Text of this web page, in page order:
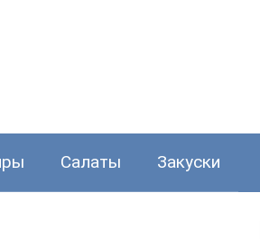
Салаты Закуски